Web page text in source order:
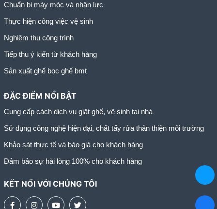
Chuẩn bị máy móc và nhân lực
Thực hiện công việc vệ sinh
Nghiệm thu công trình
Tiếp thu ý kiến từ khách hàng
Sản xuất ghế bọc ghế bmt
ĐẶC ĐIỂM NỔI BẬT
Cung cấp cách dịch vụ giặt ghế, vệ sinh tại nhà
Sử dụng công nghệ hiện đại, chất tẩy rửa thân thiện môi trường
Khảo sát thực tế và báo giá cho khách hàng
Đảm bảo sự hài lòng 100% cho khách hàng
KẾT NỐI VỚI CHÚNG TÔI